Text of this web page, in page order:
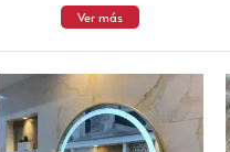
Ver más